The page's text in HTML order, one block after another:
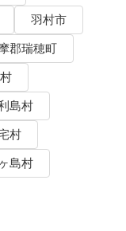
羽村市
郡瑞穂町
島村
村
島村